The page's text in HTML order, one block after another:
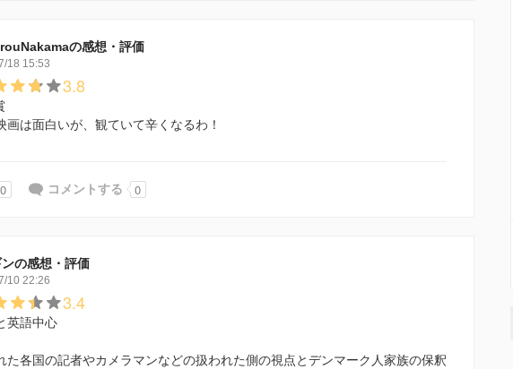
の感想・評価
18 15:53
3.8
画は面白いが、観ていて辛くなるわ！
0 コメントする 0
の感想・評価
10 22:26
3.4
英語中心
た各国の記者やカメラマンなどの扱われた側の視点とデンマーク人家族の保釈